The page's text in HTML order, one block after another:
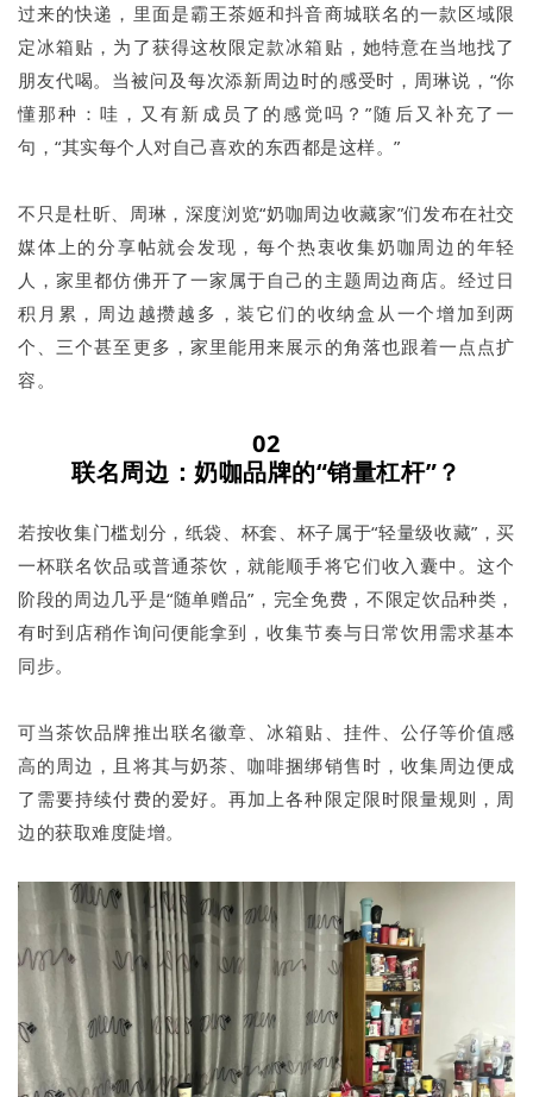
过来的快递，里面是霸王茶姬和抖音商城联名的一款区域限
定冰箱贴，为了获得这枚限定款冰箱贴，她特意在当地找了
朋友代喝。当被问及每次添新周边时的感受时，周琳说，“你
懂那种：哇，又有新成员了的感觉吗？”随后又补充了一
句，“其实每个人对自己喜欢的东西都是这样。”
不只是杜昕、周琳，深度浏览“奶咖周边收藏家”们发布在社交
媒体上的分享帖就会发现，每个热衷收集奶咖周边的年轻
人，家里都仿佛开了一家属于自己的主题周边商店。经过日
积月累，周边越攒越多，装它们的收纳盒从一个增加到两
个、三个甚至更多，家里能用来展示的角落也跟着一点点扩
容。
02
联名周边：奶咖品牌的“销量杠杆”？
若按收集门槛划分，纸袋、杯套、杯子属于“轻量级收藏”，买
一杯联名饮品或普通茶饮，就能顺手将它们收入囊中。这个
阶段的周边几乎是“随单赠品”，完全免费，不限定饮品种类，
有时到店稍作询问便能拿到，收集节奏与日常饮用需求基本
同步。
可当茶饮品牌推出联名徽章、冰箱贴、挂件、公仔等价值感
高的周边，且将其与奶茶、咖啡捆绑销售时，收集周边便成
了需要持续付费的爱好。再加上各种限定限时限量规则，周
边的获取难度陡增。